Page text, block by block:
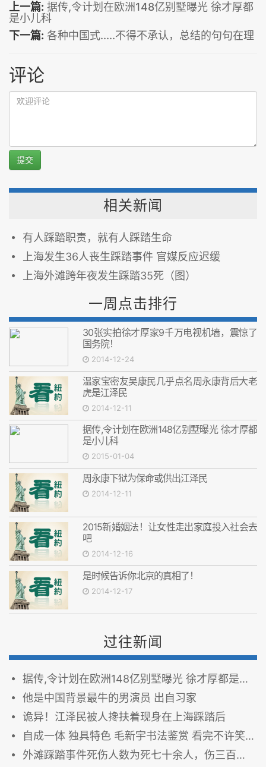
上一篇: 据传,令计划在欧洲148亿别墅曝光 徐才厚都
是小儿科
下一篇: 各种中国式.....不得不承认，总结的句句在理
评论
提交
相关新闻
有人踩踏职责，就有人踩踏生命
上海发生36人丧生踩踏事件 官媒反应迟缓
上海外滩跨年夜发生踩踏35死（图）
一周点击排行
30张实拍徐才厚家9千万电视机墙，震惊了
国务院！
2014-12-24
温家宝密友吴康民几乎点名周永康背后大老
虎是江泽民
2014-12-11
据传,令计划在欧洲148亿别墅曝光 徐才厚都
是小儿科
2015-01-04
周永康下狱为保命或供出江泽民
2014-12-11
2015新婚姻法！让女性走出家庭投入社会去
吧
2014-12-16
是时候告诉你北京的真相了！
2014-12-17
过往新闻
据传,令计划在欧洲148亿别墅曝光 徐才厚都是小儿科
他是中国背景最牛的男演员 出自习家
诡异！江泽民被人搀扶着现身在上海踩踏后
自成一体 独具特色 毛新宇书法鉴赏 看完不许笑（多图）
外滩踩踏事件死伤人数为死七十余人，伤三百余人 上海当局刻意隐瞒死亡人数?(图)